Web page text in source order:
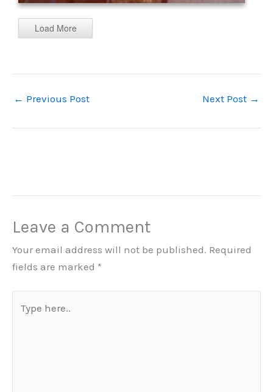
Load More
← Previous Post Next Post →
Leave a Comment
Your email address will not be published. Required
fields are marked *
here..